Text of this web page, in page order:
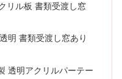
リル板 書類受渡し窓
明 書類受渡し窓あり
透明アクリルパーテー